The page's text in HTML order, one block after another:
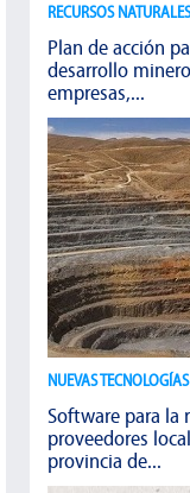
RECURSOS
Plan de acción
desarrollo
empresas,...
NUEVAS TECNOLOGÍAS
Software para la
proveedores
provincia de...